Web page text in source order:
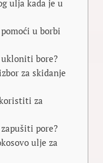
ulja kada je u
u borbi
bore?
za skidanje
za
pore?
ulje za